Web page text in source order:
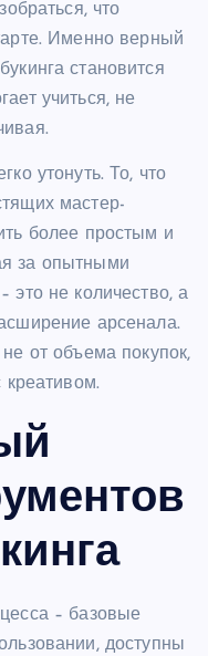
что
Именно верный
становится
учиться, не
утонуть. То, что
мастер-
более простым и
за опытными
это не количество, а
арсенала.
от объема покупок,
креативом.
– базовые
доступны